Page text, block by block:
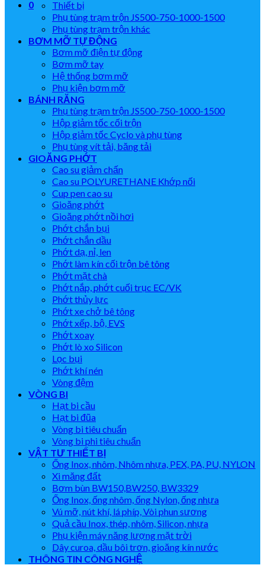
0
Thiết bị
Phụ tùng trạm trộn JS500-750-1000-1500
Phụ tùng trạm trộn khác
BƠM MỠ TỰ ĐỘNG
Bơm mỡ điện tự động
Bơm mỡ tay
Hệ thống bơm mỡ
Phụ kiện bơm mỡ
BÁNH RĂNG
Phụ tùng trạm trộn JS500-750-1000-1500
Hộp giảm tốc cối trộn
Hộp giảm tốc Cyclo và phụ tùng
Phụ tùng vít tải, băng tải
GIOĂNG PHỚT
Cao su giảm chấn
Cao su POLYURETHANE Khớp nối
Cup pen cao su
Gioăng phớt
Gioăng phớt nồi hơi
Phớt chắn bụi
Phớt chắn dầu
Phớt dạ, nỉ, len
Phớt làm kín cối trộn bê tông
Phớt mặt chà
Phớt nắp, phớt cuối trục EC/VK
Phớt thủy lực
Phớt xe chở bê tông
Phớt xếp, bộ, EVS
Phớt xoay
Phớt lò xo Silicon
Lọc bụi
Phớt khí nén
Vòng đệm
VÒNG BI
Hạt bi cầu
Hạt bi đũa
Vòng bi tiêu chuẩn
Vòng bi phi tiêu chuẩn
VẬT TƯ THIẾT BỊ
Ống Inox, nhôm, Nhôm nhựa, PEX, PA, PU, NYLON
Xi măng đất
Bơm bùn BW150,BW250, BW3329
Ống Inox, ống nhôm, ống Nylon, ống nhựa
Vú mỡ, nút khí, lá phíp, Vòi phun sương
Quả cầu Inox, thép, nhôm, Silicon, nhựa
Phụ kiện máy năng lượng mặt trời
Dây curoa, dầu bôi trơn, gioăng kín nước
THÔNG TIN CÔNG NGHỆ